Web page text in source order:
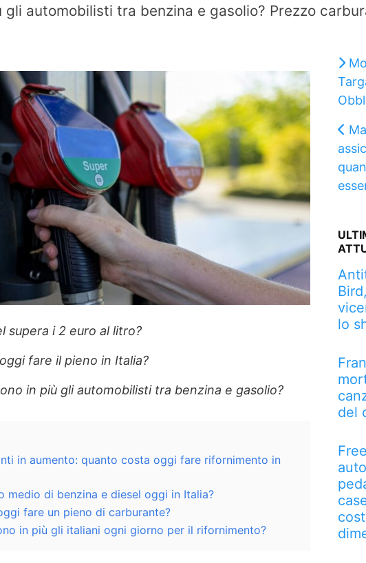
gli automobilisti tra benzina e gasolio? Prezzo
supera i 2 euro al litro?
fare il pieno in Italia?
in più gli automobilisti tra benzina e gasolio?
in aumento: quanto costa oggi fare rifornimento in
medio di benzina e diesel oggi in Italia?
fare un pieno di carburante?
in più gli italiani ogni giorno per il rifornimento?
lo
del